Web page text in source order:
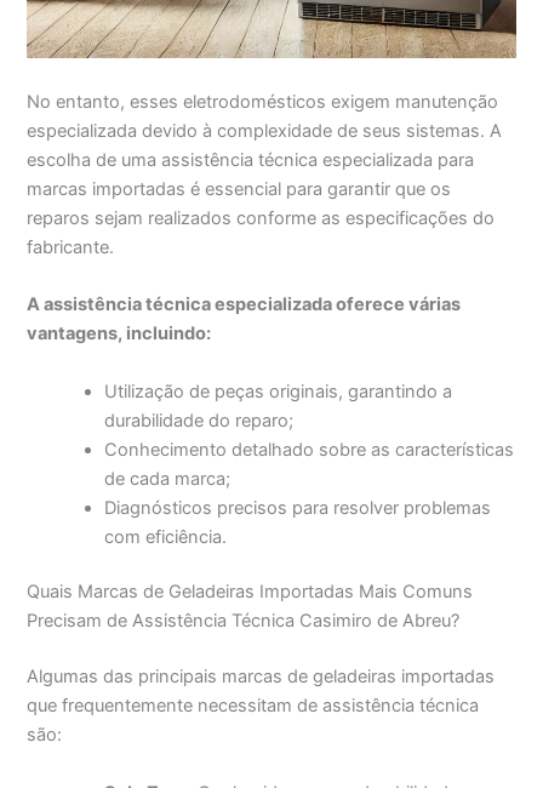
No entanto, esses eletrodomésticos exigem manutenção
especializada devido à complexidade de seus sistemas. A
escolha de uma assistência técnica especializada para
marcas importadas é essencial para garantir que os
reparos sejam realizados conforme as especificações do
fabricante.
A assistência técnica especializada oferece várias
vantagens, incluindo:
Utilização de peças originais, garantindo a
durabilidade do reparo;
Conhecimento detalhado sobre as características
de cada marca;
Diagnósticos precisos para resolver problemas
com eficiência.
Quais Marcas de Geladeiras Importadas Mais Comuns
Precisam de Assistência Técnica Casimiro de Abreu?
Algumas das principais marcas de geladeiras importadas
que frequentemente necessitam de assistência técnica
são: